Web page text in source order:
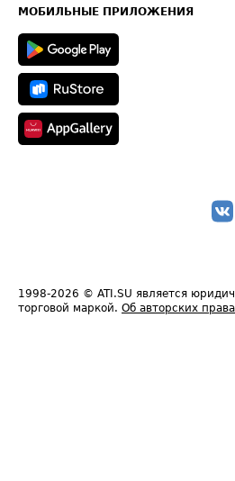
Техническая информация
МОБИЛЬНЫЕ ПРИЛОЖЕНИЯ
1998-2026 © ATI.SU является
торговой маркой. Об авторских